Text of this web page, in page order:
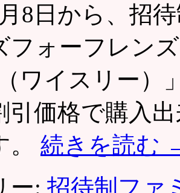
8日から、招
フォーフレン
ワイスリー
引価格で購入
。 続きを読む
ー: 招待制ファ